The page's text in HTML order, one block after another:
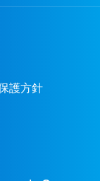
護方針